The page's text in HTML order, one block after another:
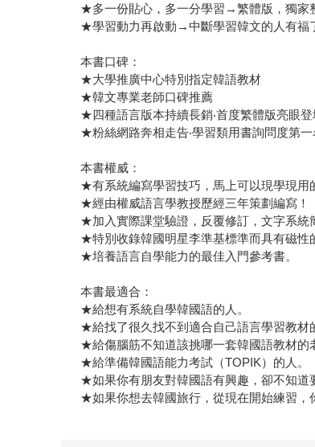
★多一份貼心，多一分學習→繁體版，獨家
★學習動力再啟動→中斷學習韓文的人有福
本書口碑：
★大學推廣中心特別指定韓語教材
★韓文專業老師口碑推薦
★四種語言版本持續長銷‧首度繁體版亮眼登
★粉絲網路奔相走告‧學習類用書詢問度第一
本書權威：
★有系統編寫學習技巧，馬上可以現學現用
★經由權威語言學教授歷經三年策劃編寫！
★加入實際課堂驗證，反覆修訂，文字系統
★特別收錄韓國明星李準基標準而具有磁性
★培養語言自學能力的最佳入門參考書。
本書最適合：
★給想有系統自學韓國語的人。
★給找了很久找不到適合自己語言學習教材
★給傷腦筋不知道該挑哪一套韓國語教材的
★給準備韓國語能力考試（TOPIK）的人。
★如果你有朋友對韓國語有興趣，卻不知道
★如果你想去韓國旅行，從現在開始練習，